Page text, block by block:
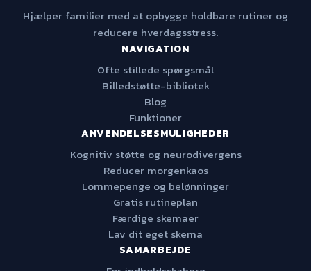
Hjælper familier med at opbygge holdbare rutiner og
reducere hverdagsstress.
NAVIGATION
Ofte stillede spørgsmål
Billedstøtte-bibliotek
Blog
Funktioner
ANVENDELSESMULIGHEDER
Kognitiv støtte og neurodivergens
Reducer morgenkaos
Lommepenge og belønninger
Gratis rutineplan
Færdige skemaer
Lav dit eget skema
SAMARBEJDE